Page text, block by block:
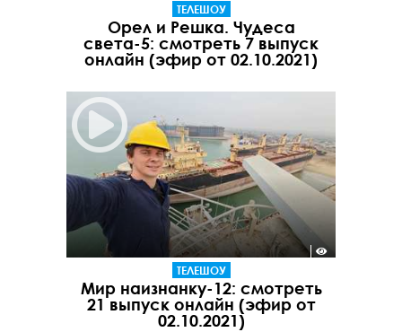
ТЕЛЕШОУ
Орел и Решка. Чудеса
света-5: смотреть 7 выпуск
онлайн (эфир от 02.10.2021)
ТЕЛЕШОУ
Мир наизнанку-12: смотреть
21 выпуск онлайн (эфир от
02.10.2021)